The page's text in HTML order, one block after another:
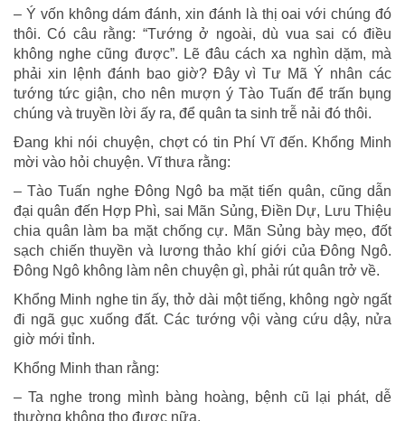
– Ý vốn không dám đánh, xin đánh là thị oai với chúng đó
thôi. Có câu rằng: “Tướng ở ngoài, dù vua sai có điều
không nghe cũng được”. Lẽ đâu cách xa nghìn dặm, mà
phải xin lệnh đánh bao giờ? Đây vì Tư Mã Ý nhân các
tướng tức giận, cho nên mượn ý Tào Tuấn để trấn bụng
chúng và truyền lời ấy ra, để quân ta sinh trễ nải đó thôi.
Đang khi nói chuyện, chợt có tin Phí Vĩ đến. Khổng Minh
mời vào hỏi chuyện. Vĩ thưa rằng:
– Tào Tuấn nghe Đông Ngô ba mặt tiến quân, cũng dẫn
đại quân đến Hợp Phì, sai Mãn Sủng, Điền Dự, Lưu Thiệu
chia quân làm ba mặt chống cự. Mãn Sủng bày mẹo, đốt
sạch chiến thuyền và lương thảo khí giới của Đông Ngô.
Đông Ngô không làm nên chuyện gì, phải rút quân trở về.
Khổng Minh nghe tin ấy, thở dài một tiếng, không ngờ ngất
đi ngã gục xuống đất. Các tướng vội vàng cứu dậy, nửa
giờ mới tỉnh.
Khổng Minh than rằng:
– Ta nghe trong mình bàng hoàng, bệnh cũ lại phát, dễ
thường không thọ được nữa.